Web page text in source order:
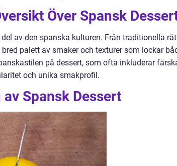
Över Spansk
av den spanska kulturen. Från traditionella
palett av smaker och texturer som lockar
på dessert, som ofta inkluderar
och unika smakprofil.
Spansk Dessert